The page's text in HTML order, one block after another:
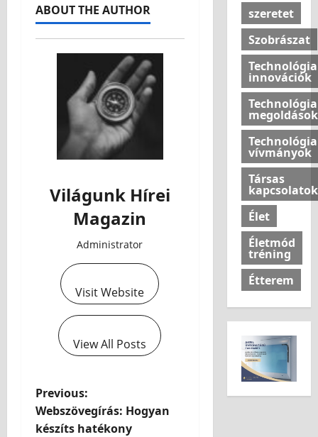
ABOUT THE AUTHOR
Világunk Hírei
Magazin
Administrator
Visit Website
View All Posts
Previous:
Webszövegírás: Hogyan
készíts hatékony
szeretet
Szobrászat
innovációk
megoldások
vívmányok
Társas
kapcsolatok
Élet
Életmód
tréning
Étterem